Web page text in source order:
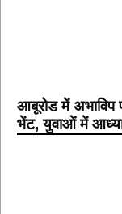
आबूरोड में अभाविप
भेंट, युवाओं में